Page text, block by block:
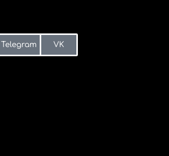
Telegram VK